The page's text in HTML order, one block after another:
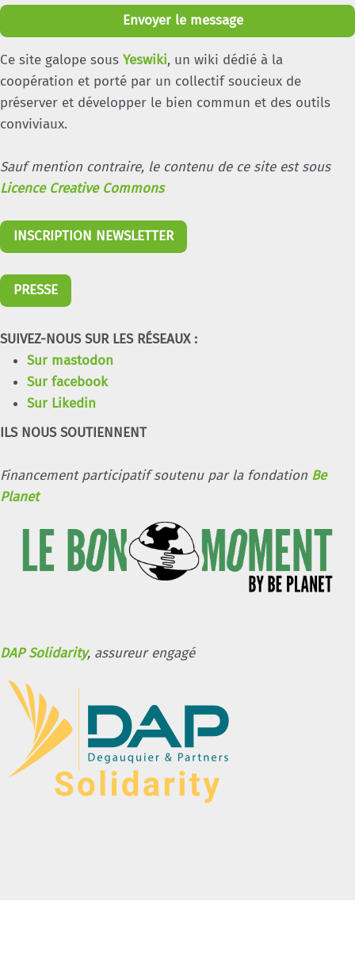
Envoyer le message
Ce site galope sous Yeswiki, un wiki dédié à la
coopération et porté par un collectif soucieux de
préserver et développer le bien commun et des outils
conviviaux.
Sauf mention contraire, le contenu de ce site est sous
Licence Creative Commons
INSCRIPTION NEWSLETTER
PRESSE
SUIVEZ-NOUS SUR LES RÉSEAUX :
Sur mastodon
Sur facebook
Sur Likedin
ILS NOUS SOUTIENNENT
Financement participatif soutenu par la fondation Be
Planet
DAP Solidarity, assureur engagé